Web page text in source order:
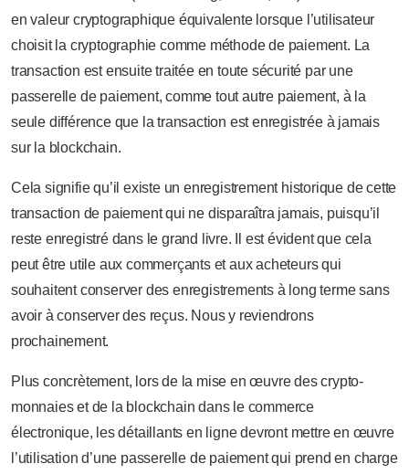
en valeur cryptographique équivalente lorsque l’utilisateur
choisit la cryptographie comme méthode de paiement. La
transaction est ensuite traitée en toute sécurité par une
passerelle de paiement, comme tout autre paiement, à la
seule différence que la transaction est enregistrée à jamais
sur la blockchain.
Cela signifie qu’il existe un enregistrement historique de cette
transaction de paiement qui ne disparaîtra jamais, puisqu’il
reste enregistré dans le grand livre. Il est évident que cela
peut être utile aux commerçants et aux acheteurs qui
souhaitent conserver des enregistrements à long terme sans
avoir à conserver des reçus. Nous y reviendrons
prochainement.
Plus concrètement, lors de la mise en œuvre des crypto-
monnaies et de la blockchain dans le commerce
électronique, les détaillants en ligne devront mettre en œuvre
l’utilisation d’une passerelle de paiement qui prend en charge